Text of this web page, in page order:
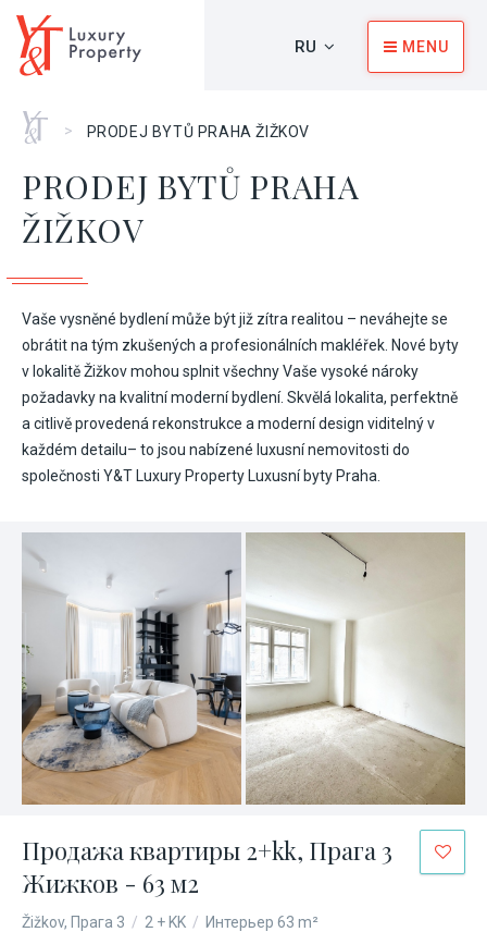
RU MENU
Главная
> PRODEJ BYTŮ PRAHA ŽIŽKOV
PRODEJ BYTŮ PRAHA
ŽIŽKOV
Vaše vysněné bydlení může být již zítra realitou – neváhejte se
obrátit na tým zkušených a profesionálních makléřek. Nové byty
v lokalitě Žižkov mohou splnit všechny Vaše vysoké nároky
požadavky na kvalitní moderní bydlení. Skvělá lokalita, perfektně
a citlivě provedená rekonstrukce a moderní design viditelný v
každém detailu– to jsou nabízené luxusní nemovitosti do
společnosti Y&T Luxury Property Luxusní byty Praha.
Продажа квартиры 2+kk, Прага 3
Жижков - 63 м2
Žižkov, Прага 3 / 2 + KK / Интерьер 63 m²